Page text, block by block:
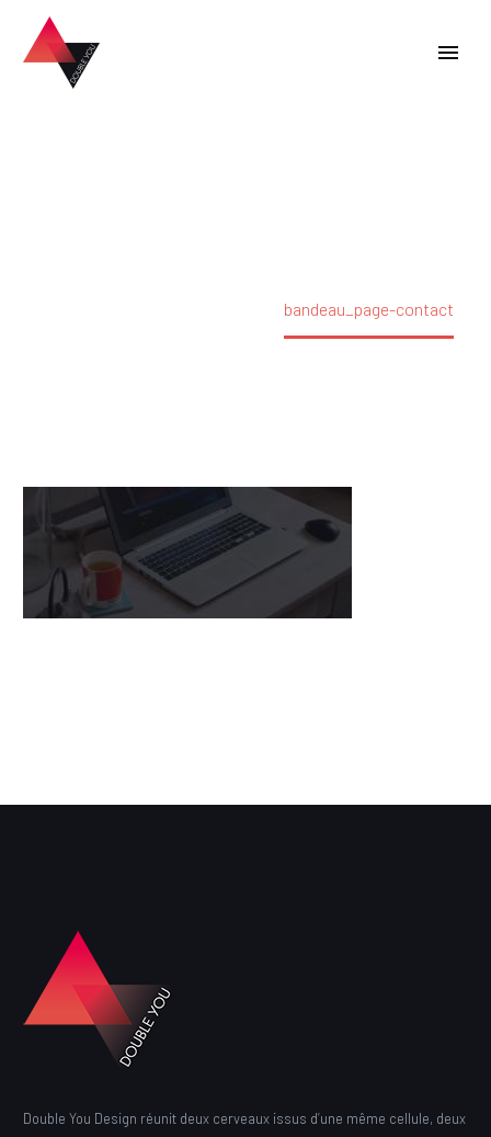
bandeau_page-contact
Double You Design réunit deux cerveaux issus d’une même cellule, deux